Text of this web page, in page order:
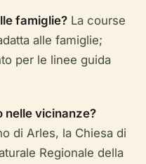
famiglie? La course
alle famiglie;
per le linee guida
nelle vicinanze?
di Arles, la Chiesa di
Regionale della